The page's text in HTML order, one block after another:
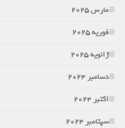
مارس 2025
فوریه 2025
ژانویه 2025
دسامبر 2024
اکتبر 2024
سپتامبر 2024